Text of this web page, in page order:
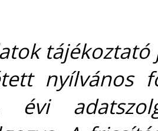
nyílvános
évi